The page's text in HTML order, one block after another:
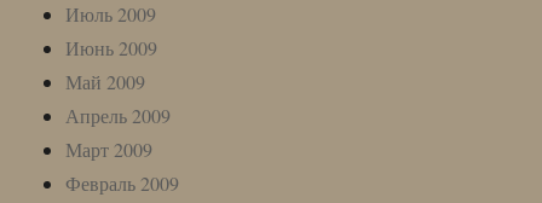
Июль 2009
Июнь 2009
Май 2009
Апрель 2009
Март 2009
Февраль 2009